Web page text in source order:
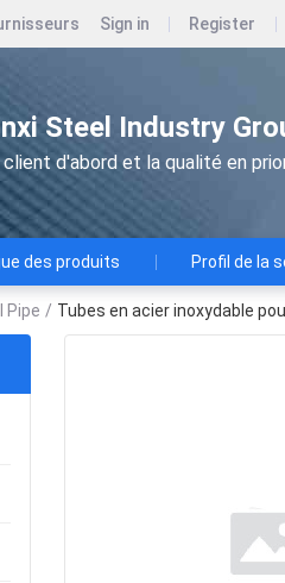
Sign in Register
Steel Industry
d'abord et la qualité en
des produits Profil de la
Pipe / Tubes en acier inoxydable